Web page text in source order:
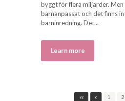
byggt för flera miljarder.
barnanpassat och det finns
barninredning. Det...
Learn more
1 2